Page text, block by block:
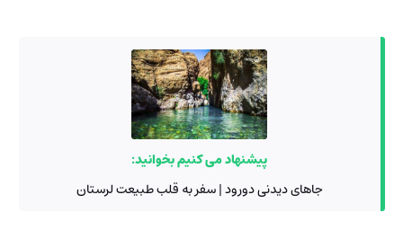
پیشنهاد می کنیم بخوانید:
جاهای دیدنی دورود | سفر به قلب طبیعت لرستان